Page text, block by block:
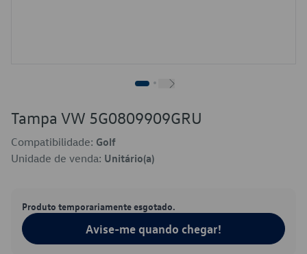
Tampa VW 5G0809909GRU
Compatibilidade: Golf
Unidade de venda: Unitário(a)
Produto temporariamente esgotado.
Avise-me quando chegar!